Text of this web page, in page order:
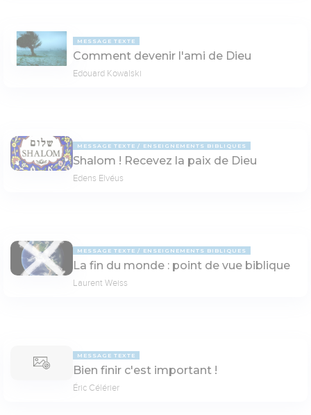
MESSAGE TEXTE
Comment devenir l'ami de Dieu
Edouard Kowalski
MESSAGE TEXTE ENSEIGNEMENTS BIBLIQUES
Shalom ! Recevez la paix de Dieu
Edens Elvéus
MESSAGE TEXTE ENSEIGNEMENTS BIBLIQUES
La fin du monde : point de vue biblique
Laurent Weiss
MESSAGE TEXTE
Bien finir c'est important !
Éric Célérier